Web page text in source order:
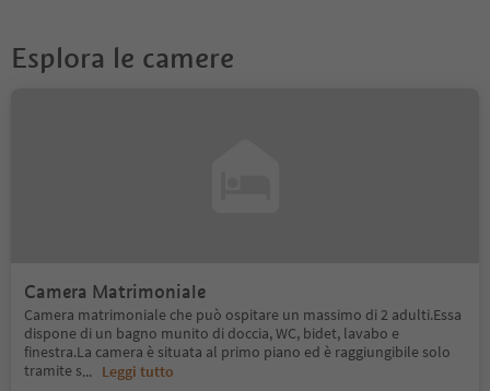
Esplora le camere
Camera Matrimoniale
Camera matrimoniale che può ospitare un massimo di 2 adulti.Essa
dispone di un bagno munito di doccia, WC, bidet, lavabo e
finestra.La camera è situata al primo piano ed è raggiungibile solo
tramite s... Leggi tutto